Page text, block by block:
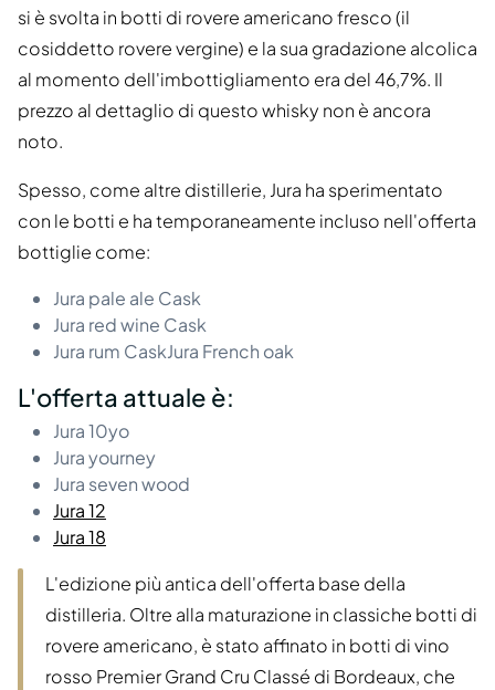
si è svolta in botti di rovere americano fresco (il
cosiddetto rovere vergine) e la sua gradazione alcolica
al momento dell'imbottigliamento era del 46,7%. Il
prezzo al dettaglio di questo whisky non è ancora
noto.
Spesso, come altre distillerie, Jura ha sperimentato
con le botti e ha temporaneamente incluso nell'offerta
bottiglie come:
Jura pale ale Cask
Jura red wine Cask
Jura rum CaskJura French oak
L'offerta attuale è:
Jura 10yo
Jura yourney
Jura seven wood
Jura 12
Jura 18
L'edizione più antica dell'offerta base della
distilleria. Oltre alla maturazione in classiche botti di
rovere americano, è stato affinato in botti di vino
rosso Premier Grand Cru Classé di Bordeaux, che